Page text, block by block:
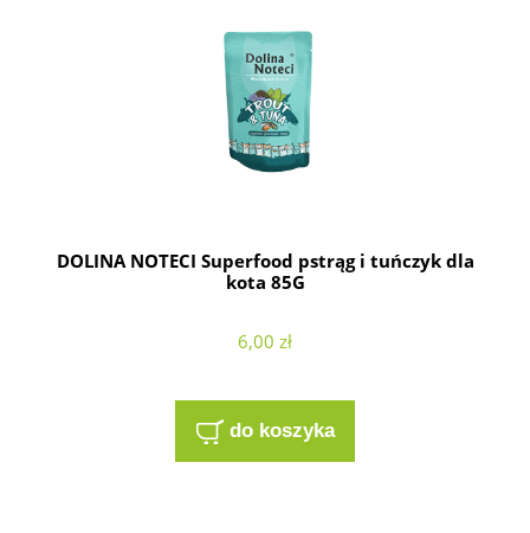
DOLINA NOTECI Superfood pstrąg i tuńczyk dla
kota 85G
6,00 zł
do koszyka